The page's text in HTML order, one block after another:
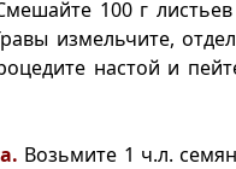
100 г
измельчите,
настой и
Возьмите 1 ч.л.